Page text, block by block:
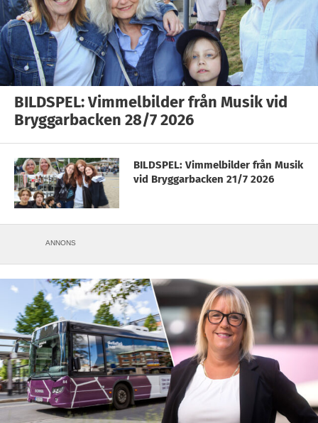
BILDSPEL: Vimmelbilder från Musik vid
Bryggarbacken 28/7 2026
BILDSPEL: Vimmelbilder från Musik
vid Bryggarbacken 21/7 2026
ANNONS